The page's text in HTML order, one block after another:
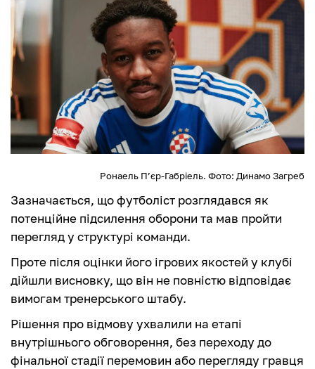
Ронаель П’єр-Габріель. Фото: Динамо Загреб
Зазначається, що футболіст розглядався як
потенційне підсилення оборони та мав пройти
перегляд у структурі команди.
Проте після оцінки його ігрових якостей у клубі
дійшли висновку, що він не повністю відповідає
вимогам тренерського штабу.
Рішення про відмову ухвалили на етапі
внутрішнього обговорення, без переходу до
фінальної стадії перемовин або перегляду гравця